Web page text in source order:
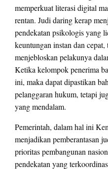
memperkuat literasi digital
rentan. Judi daring kerap
pendekatan psikologis yang
keuntungan instan dan
menjebloskan pelakunya
Ketika kelompok penerima
ini, maka dapat dipastikan
pelanggaran hukum, tetapi
yang mendalam.
Pemerintah, dalam hal ini
menjadikan pemberantasan
prioritas pembangunan
pendekatan yang